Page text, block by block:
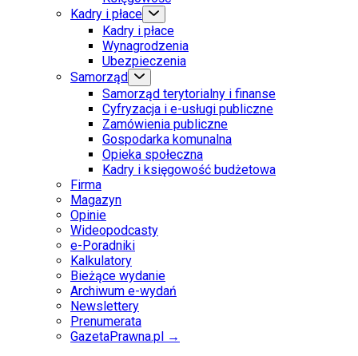
Kadry i płace
Kadry i płace
Wynagrodzenia
Ubezpieczenia
Samorząd
Samorząd terytorialny i finanse
Cyfryzacja i e-usługi publiczne
Zamówienia publiczne
Gospodarka komunalna
Opieka społeczna
Kadry i księgowość budżetowa
Firma
Magazyn
Opinie
Wideopodcasty
e-Poradniki
Kalkulatory
Bieżące wydanie
Archiwum e-wydań
Newslettery
Prenumerata
GazetaPrawna.pl →